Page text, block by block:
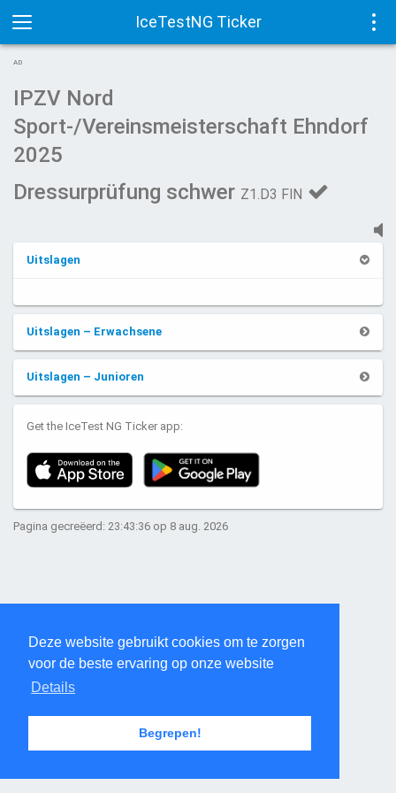
Deze website gebruikt cookies om te zorgen
voor de beste ervaring op onze website
Details
Begrepen!
IceTestNG Ticker
Toggle
navigation
AD
IPZV Nord
Sport-/Vereinsmeisterschaft Ehndorf
2025
Dressurprüfung schwer Z1.D3 FIN
Uitslagen
Uitslagen – Erwachsene
Uitslagen – Junioren
Get the IceTest NG Ticker app:
Pagina gecreëerd: 23:43:36 op 8 aug. 2026